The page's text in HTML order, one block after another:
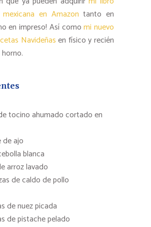
en Amazon tanto en
en impreso! Así comomi nuevo
Navideñasen físico y recién
tocino ahumado cortado en
de ajo
blanca
arroz lavado
de caldo de pollo
de nuez picada
de pistache pelado